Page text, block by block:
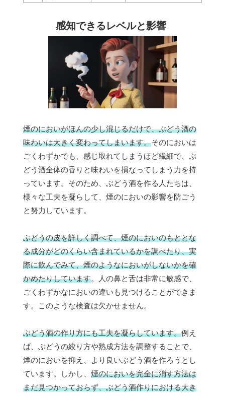
感知できるレベルと影響
煙のにおいがほんの少し混じるだけで、ぶどう酒の
味わいは大きく変わってしまいます。そのにおいは
ごくわずかでも、感じ取れてしまうほど繊細で、ぶ
どう酒全体の香りと味わいを損なってしまう力を持
っています。そのため、ぶどう酒を作る人たちは、
様々な工夫を凝らして、煙のにおいの影響を防ごう
と努力しています。
ぶどうの皮を詳しく調べて、煙のにおいのもととな
る成分がどのくらい含まれているかを調べたり、実
際に飲んでみて、煙のようなにおいがしないかを確
かめたりしています。人の鼻と舌は非常に敏感で、
ごくわずかなにおいの違いも見つけることができま
す。このような検査は欠かせません。
ぶどう酒の作り方にも工夫を凝らしています。例え
ば、ぶどうの絞り方や熟成方法を調整することで、
煙のにおいを抑え、より良いぶどう酒を作ろうとし
ています。しかし、 煙のにおいを完全に消す方法は
まだ見つかっておらず、ぶどう酒作りにおける大き